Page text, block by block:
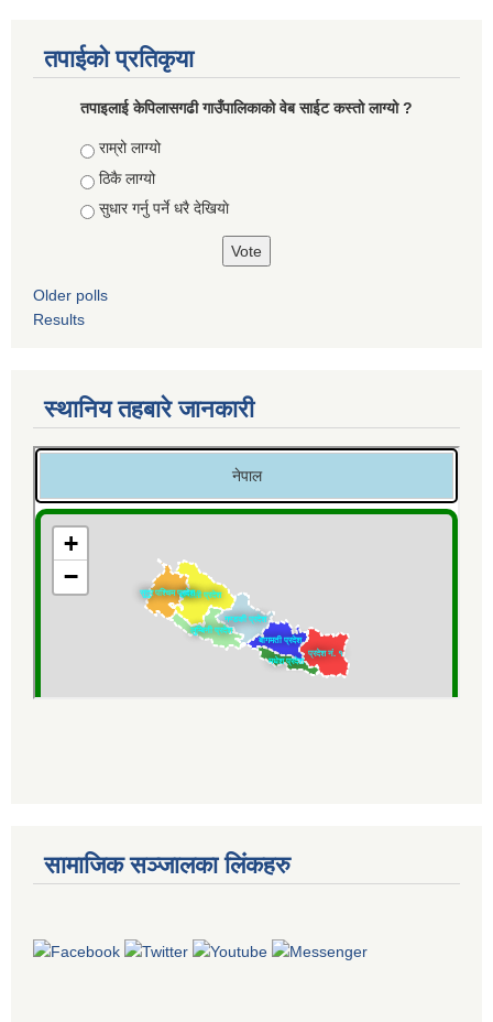
तपाईको प्रतिकृया
तपाइलाई केपिलासगढी गाउँपालिकाको वेब साईट कस्तो लाग्यो ?
Choices
राम्रो लाग्यो
ठिकै लाग्यो
सुधार गर्नु पर्ने धरै देखियाे
Older polls
Results
स्थानिय तहबारे जानकारी
सामाजिक सञ्जालका लिंकहरु